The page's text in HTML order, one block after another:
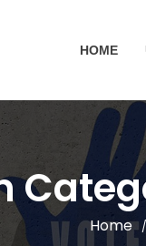
HOME
Home /